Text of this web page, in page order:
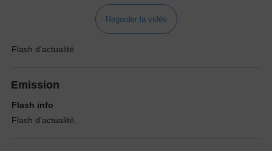
Regarder la vidéo
Flash d'actualité.
Emission
Flash info
Flash d'actualité.